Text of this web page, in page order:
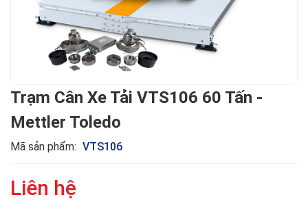
Trạm Cân Xe Tải VTS106 60 Tấn -
Mettler Toledo
Mã sản phẩm: VTS106
Liên hệ